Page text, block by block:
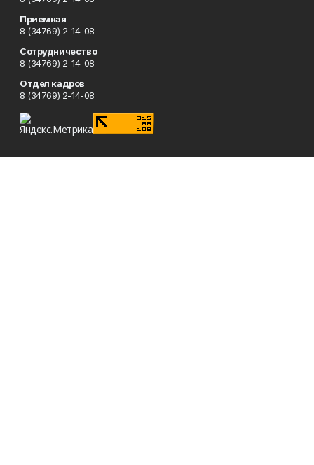
Приемная
8 (34769) 2-14-08
Сотрудничество
8 (34769) 2-14-08
Отдел кадров
8 (34769) 2-14-08